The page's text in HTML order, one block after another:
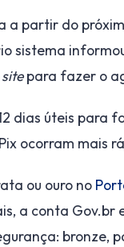
a partir do
sistema
sitepara fazer o
dias úteis para
ocorram mais
ou ouro no
a conta Gov.br
bronze,